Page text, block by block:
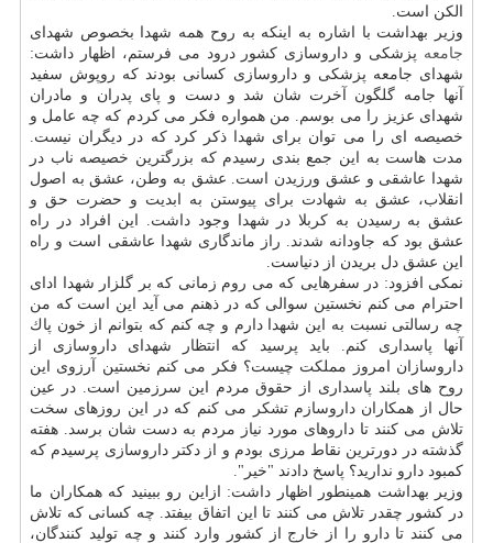
الكن است.
وزیر بهداشت با اشاره به اینكه به روح همه شهدا بخصوص شهدای
جامعه پزشكی و داروسازی كشور درود می فرستم، اظهار داشت:
شهدای جامعه پزشكی و داروسازی كسانی بودند كه روپوش سفید
آنها جامه گلگون آخرت شان شد و دست و پای پدران و مادران
شهدای عزیز را می بوسم. من همواره فكر می كردم كه چه عامل و
خصیصه ای را می توان برای شهدا ذكر كرد كه در دیگران نیست.
مدت هاست به این جمع بندی رسیدم كه بزرگترین خصیصه ناب در
شهدا عاشقی و عشق ورزیدن است. عشق به وطن، عشق به اصول
انقلاب، عشق به شهادت برای پیوستن به ابدیت و حضرت حق و
عشق به رسیدن به كربلا در شهدا وجود داشت. این افراد در راه
عشق بود كه جاودانه شدند. راز ماندگاری شهدا عاشقی است و راه
این عشق دل بریدن از دنیاست.
نمكی افزود: در سفرهایی كه می روم زمانی كه بر گلزار شهدا ادای
احترام می كنم نخستین سوالی كه در ذهنم می آید این است كه من
چه رسالتی نسبت به این شهدا دارم و چه كنم كه بتوانم از خون پاك
آنها پاسداری كنم. باید پرسید كه انتظار شهدای داروسازی از
داروسازان امروز مملكت چیست؟ فكر می كنم نخستین آرزوی این
روح های بلند پاسداری از حقوق مردم این سرزمین است. در عین
حال از همكاران داروسازم تشكر می كنم كه در این روزهای سخت
تلاش می كنند تا داروهای مورد نیاز مردم به دست شان برسد. هفته
گذشته در دورترین نقاط مرزی بودم و از دكتر داروسازی پرسیدم كه
كمبود دارو ندارید؟ پاسخ دادند "خیر".
وزیر بهداشت همینطور اظهار داشت: ازاین رو ببینید كه همكاران ما
در كشور چقدر تلاش می كنند تا این اتفاق بیفتد. چه كسانی كه تلاش
می كنند تا دارو را از خارج از كشور وارد كنند و چه تولید كنندگان،